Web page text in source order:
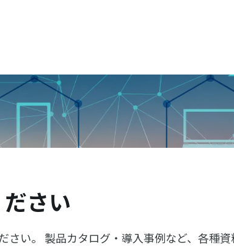
さい
い。 製品カタログ・導入事例など、各種